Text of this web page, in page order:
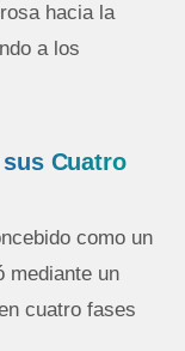
hacia la
a los
Cuatro
como un
mediante un
cuatro fases